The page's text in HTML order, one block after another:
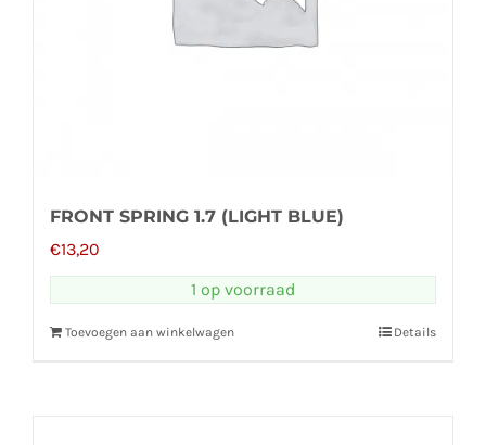
FRONT SPRING 1.7 (LIGHT BLUE)
€13,20
1 op voorraad
Toevoegen aan winkelwagen Details